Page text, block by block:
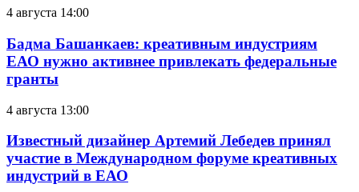
4 августа 14:00
Бадма Башанкаев: креативным индустриям
ЕАО нужно активнее привлекать федеральные
гранты
4 августа 13:00
Известный дизайнер Артемий Лебедев принял
участие в Международном форуме креативных
индустрий в ЕАО